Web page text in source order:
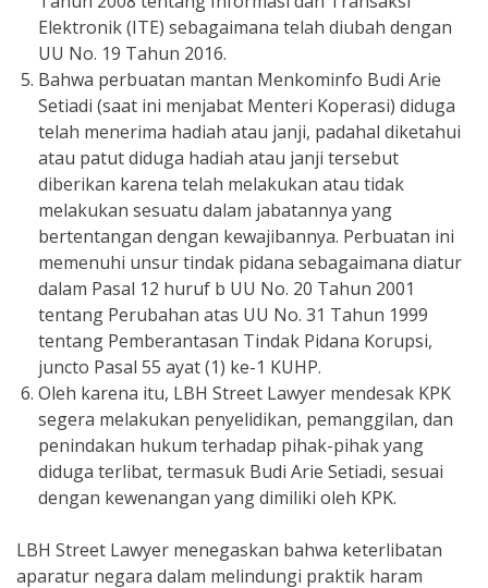
Elektronik (ITE) sebagaimana telah diubah dengan
UU No. 19 Tahun 2016.
Bahwa perbuatan mantan Menkominfo Budi Arie
Setiadi (saat ini menjabat Menteri Koperasi) diduga
telah menerima hadiah atau janji, padahal diketahui
atau patut diduga hadiah atau janji tersebut
diberikan karena telah melakukan atau tidak
melakukan sesuatu dalam jabatannya yang
bertentangan dengan kewajibannya. Perbuatan ini
memenuhi unsur tindak pidana sebagaimana diatur
dalam Pasal 12 huruf b UU No. 20 Tahun 2001
tentang Perubahan atas UU No. 31 Tahun 1999
tentang Pemberantasan Tindak Pidana Korupsi,
juncto Pasal 55 ayat (1) ke-1 KUHP.
Oleh karena itu, LBH Street Lawyer mendesak KPK
segera melakukan penyelidikan, pemanggilan, dan
penindakan hukum terhadap pihak-pihak yang
diduga terlibat, termasuk Budi Arie Setiadi, sesuai
dengan kewenangan yang dimiliki oleh KPK.
LBH Street Lawyer menegaskan bahwa keterlibatan
aparatur negara dalam melindungi praktik haram